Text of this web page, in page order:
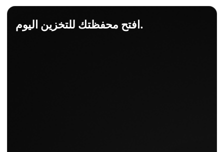
افتح محفظتك للتخزين اليوم.